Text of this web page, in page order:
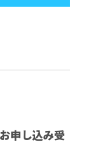
申し込み受